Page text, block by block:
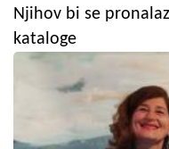
Njihov bi se
kataloge